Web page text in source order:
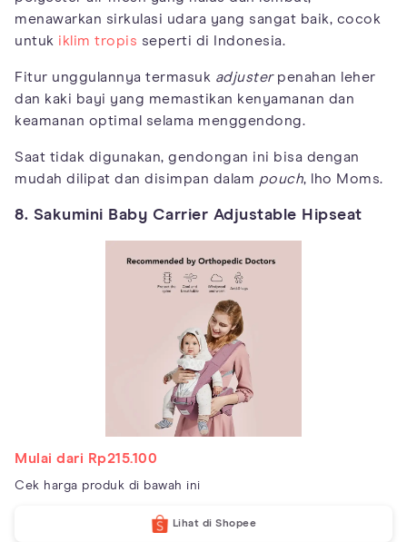
menawarkan sirkulasi udara yang sangat baik, cocok
untuk iklim tropis seperti di Indonesia.
Fitur unggulannya termasuk adjusterpenahan leher
dan kaki bayi yang memastikan kenyamanan dan
keamanan optimal selama menggendong.
Saat tidak digunakan, gendongan ini bisa dengan
mudah dilipat dan disimpan dalam pouch, lho Moms.
8. Sakumini Baby Carrier Adjustable Hipseat
Mulai dari Rp215.100
Cek harga produk di bawah ini
Lihat di Shopee